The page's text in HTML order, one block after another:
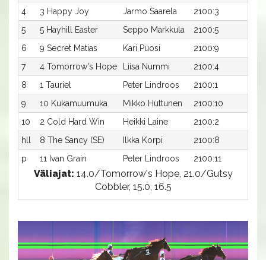
4 3 Happy Joy Jarmo Saarela 2100:3
5
5 Hayhill Easter Seppo Markkula 2100:5
6
9 Secret Matias Kari Puosi 2100:9
7
4 Tomorrow's Hope Liisa Nummi 2100:4
8
1 Tauriel Peter Lindroos 2100:1
9
10 Kukamuumuka Mikko Huttunen 2100:10
10
2 Cold Hard Win Heikki Laine 2100:2
hll
8 The Sancy (SE) Ilkka Korpi 2100:8
p
11 Ivan Grain Peter Lindroos 2100:11
Väliajat: 14.0/Tomorrow's Hope, 21.0/Gutsy
Cobbler, 15.0, 16.5